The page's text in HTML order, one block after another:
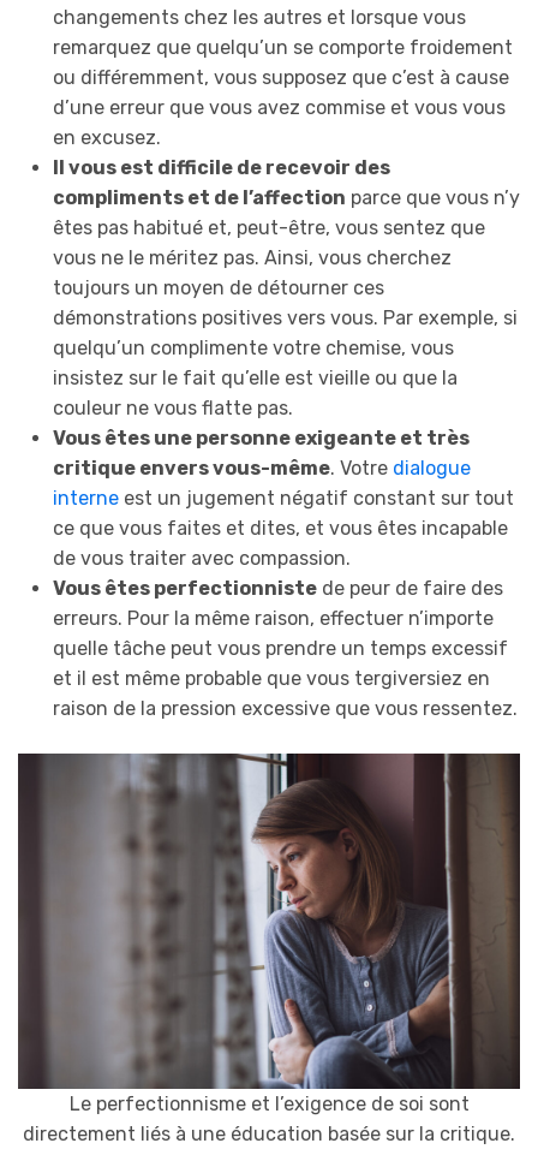
changements chez les autres et lorsque vous
remarquez que quelqu’un se comporte froidement
ou différemment, vous supposez que c’est à cause
d’une erreur que vous avez commise et vous vous
en excusez.
Il vous est difficile de recevoir des
compliments et de l’affection parce que vous n’y
êtes pas habitué et, peut-être, vous sentez que
vous ne le méritez pas. Ainsi, vous cherchez
toujours un moyen de détourner ces
démonstrations positives vers vous. Par exemple, si
quelqu’un complimente votre chemise, vous
insistez sur le fait qu’elle est vieille ou que la
couleur ne vous flatte pas.
Vous êtes une personne exigeante et très
critique envers vous-même. Votre dialogue
interneest un jugement négatif constant sur tout
ce que vous faites et dites, et vous êtes incapable
de vous traiter avec compassion.
Vous êtes perfectionnistede peur de faire des
erreurs. Pour la même raison, effectuer n’importe
quelle tâche peut vous prendre un temps excessif
et il est même probable que vous tergiversiez en
raison de la pression excessive que vous ressentez.
Le perfectionnisme et l’exigence de soi sont
directement liés à une éducation basée sur la critique.